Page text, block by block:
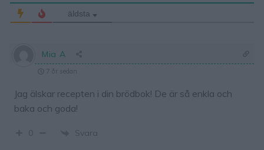
äldsta
Mia A
7 år sedan
Jag älskar recepten i din brödbok! De är så enkla och
baka och goda!
0 Svara